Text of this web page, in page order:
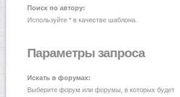
Поиск по автору:
Используйте * в качестве шаблона.
Параметры запроса
Искать в форумах:
Выберите форум или форумы, в которых будет